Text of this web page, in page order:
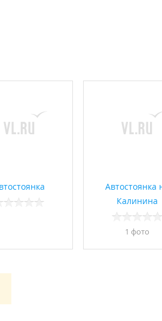
Автостоянка
Калинина
1 фото